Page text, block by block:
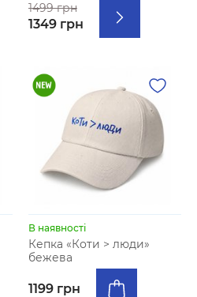
1499 грн
1349 грн
В наявності
Кепка «Коти > люди»
бежева
1199 грн